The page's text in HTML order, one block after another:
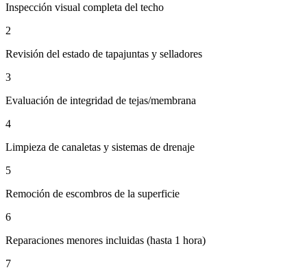
Inspección visual completa del techo
2
Revisión del estado de tapajuntas y selladores
3
Evaluación de integridad de tejas/membrana
4
Limpieza de canaletas y sistemas de drenaje
5
Remoción de escombros de la superficie
6
Reparaciones menores incluidas (hasta 1 hora)
7